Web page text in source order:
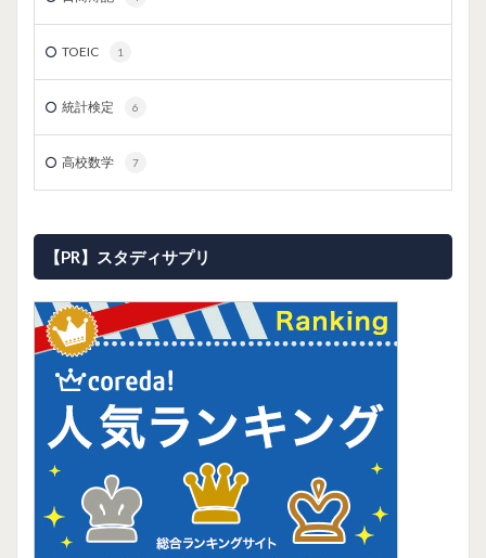
TOEIC 1
統計検定 6
高校数学 7
【PR】スタディサプリ